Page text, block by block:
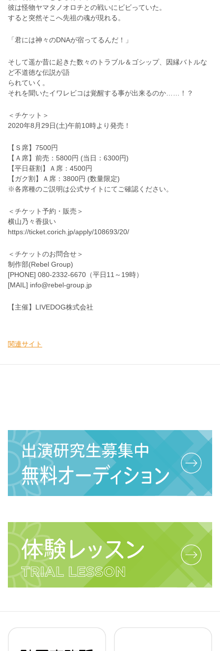
彼は怪物ヤマタノオロチとの戦いにビビっていた。
すると突然そこへ先祖の魂が現れる。
「君には神々のDNAが宿ってるんだ！」
そして遥か昔に起きた数々のトラブル＆ゴシップ、因縁バトルな
ど不道徳な伝説が語
られていく。
それを聞いたイワレビコは覚醒する事が出来るのか……！？
＜チケット＞
2020年8月29日(土)午前10時より発売！
【Ｓ席】7500円
【Ａ席】前売：5800円 (当日：6300円)
【平日昼割】Ａ席：4500円
【ガク割】Ａ席：3800円 (数量限定)
※各席種のご説明は公式サイトにてご確認ください。
＜チケット予約・販売＞
横山乃々香扱い
https://ticket.corich.jp/apply/108693/20/
＜チケットのお問合せ＞
制作部(Rebel Group)
[PHONE] 080-2332-6670（平日11～19時）
[MAIL] info@rebel-group.jp
【主催】LIVEDOG株式会社
関連サイト